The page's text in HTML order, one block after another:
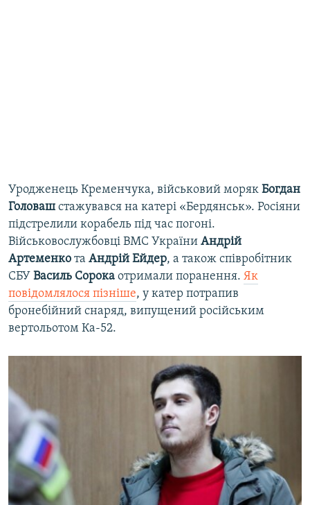
Уродженець Кременчука, військовий моряк Богдан
Головаш стажувався на катері «Бердянськ». Росіяни
підстрелили корабель під час погоні.
Військовослужбовці ВМС України Андрій
Артеменко та Андрій Ейдер, а також співробітник
СБУ Василь Сорока отримали поранення. Як
повідомлялося пізніше, у катер потрапив
бронебійний снаряд, випущений російським
вертольотом Ка-52.